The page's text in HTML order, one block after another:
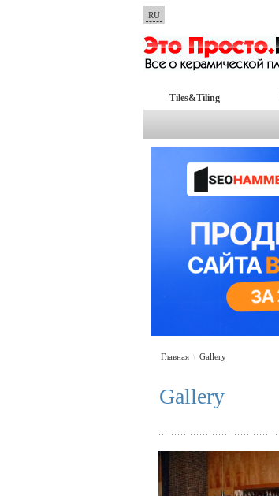
RU
Tiles&Tiling
Главная \ Gallery
Gallery